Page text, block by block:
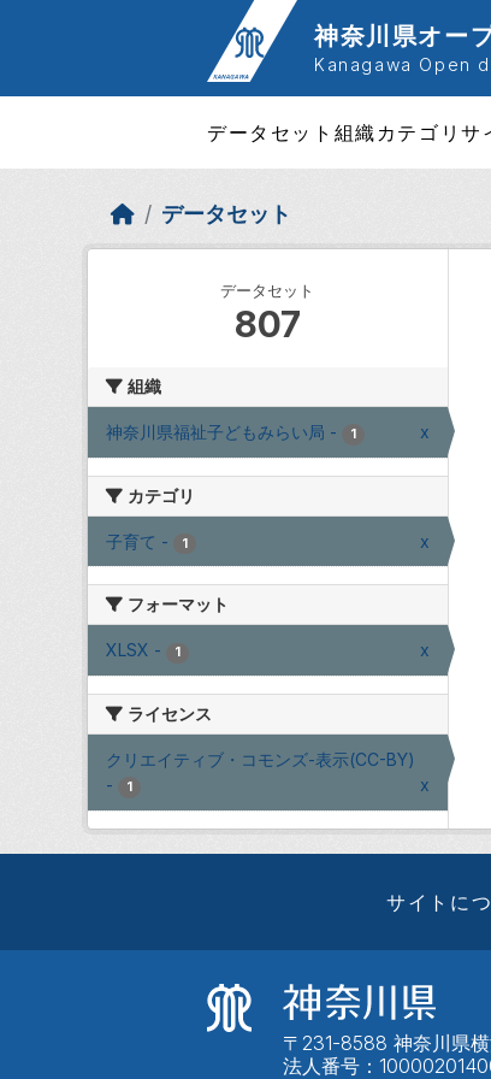
神奈川県オー
Kanagawa Open
データセット 組織 カテゴリサ
データセット
データセット
807
組織
神奈川県福祉子どもみらい局 - 1 x
カテゴリ
子育て - 1 x
フォーマット
XLSX - 1 x
ライセンス
クリエイティブ・コモンズ-表示(CC-BY)
-
1 x
サイトに
〒231-8588 神奈川県
法人番号：